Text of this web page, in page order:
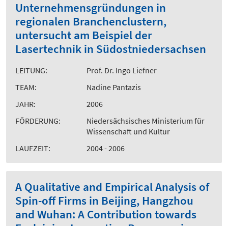
Unternehmensgründungen in
regionalen Branchenclustern,
untersucht am Beispiel der
Lasertechnik in Südostniedersachsen
LEITUNG:
Prof. Dr. Ingo Liefner
TEAM:
Nadine Pantazis
JAHR:
2006
FÖRDERUNG:
Niedersächsisches Ministerium für
Wissenschaft und Kultur
LAUFZEIT:
2004 - 2006
A Qualitative and Empirical Analysis of
Spin-off Firms in Beijing, Hangzhou
and Wuhan: A Contribution towards